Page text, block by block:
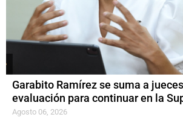
Garabito Ramírez se suma a
evaluación para continuar en la
Agosto 06, 2026